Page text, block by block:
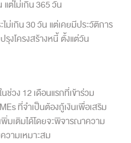
ต่ไม่เกิน 365 วัน
ไม่เกิน 30 วัน แต่เคยมีประวัติการ
รุงโครงสร้างหนี้ ตั้งแต่วัน
นช่วง 12 เดือนแรกที่เข้าร่วม
ที่จำเป็นต้องกู้เงินเพื่อเสริม
พิ่มเติมได้โดยจะพิจารณาความ
วามเหมาะสม